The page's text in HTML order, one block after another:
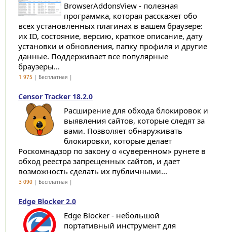
BrowserAddonsView - полезная
программка, которая расскажет обо
всех установленных плагинах в вашем браузере:
их ID, состояние, версию, краткое описание, дату
установки и обновления, папку профиля и другие
данные. Поддерживает все популярные
браузеры...
1 975| Бесплатная |
Censor Tracker 18.2.0
Расширение для обхода блокировок и
выявления сайтов, которые следят за
вами. Позволяет обнаруживать
блокировки, которые делает
Роскомнадзор по закону о «суверенном» рунете в
обход реестра запрещенных сайтов, и дает
возможность сделать их публичными...
3 090| Бесплатная |
Edge Blocker 2.0
Edge Blocker - небольшой
портативный инструмент для